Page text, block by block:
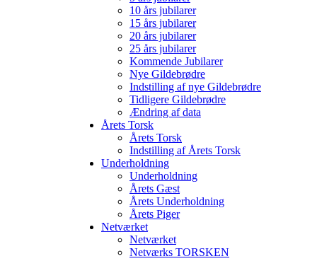
10 års jubilarer
15 års jubilarer
20 års jubilarer
25 års jubilarer
Kommende Jubilarer
Nye Gildebrødre
Indstilling af nye Gildebrødre
Tidligere Gildebrødre
Ændring af data
Årets Torsk
Årets Torsk
Indstilling af Årets Torsk
Underholdning
Underholdning
Årets Gæst
Årets Underholdning
Årets Piger
Netværket
Netværket
Netværks TORSKEN